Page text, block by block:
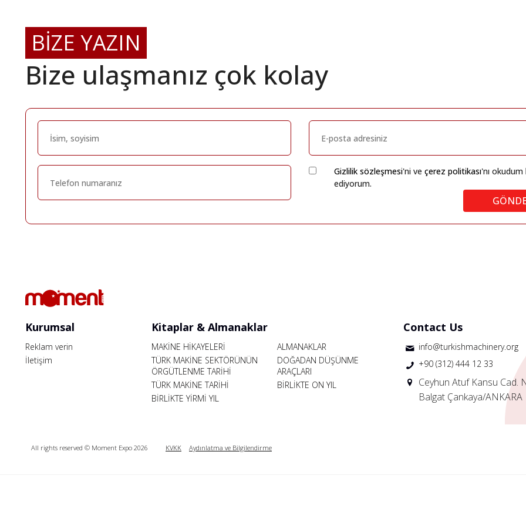
BİZE YAZIN
Bize ulaşmanız çok kolay
Gizlilik sözleşmesi'ni ve çerez politikası'nı okudum
ediyorum.
Kurumsal
Reklam verin
İletişim
Kitaplar & Almanaklar
MAKİNE HİKAYELERİ
ALMANAKLAR
TÜRK MAKİNE SEKTÖRÜNÜN
ÖRGÜTLENME TARİHİ
DOĞADAN DÜŞÜNME
ARAÇLARI
TÜRK MAKİNE TARİHİ
BİRLİKTE ON YIL
BİRLİKTE YİRMİ YIL
Contact Us
info@turkishmachinery.org
+90 (312) 444 12 33
Ceyhun Atuf Kansu Cad.
Balgat Çankaya/ANKARA
All rights reserved © Moment Expo 2026 KVKK Aydınlatma ve Bilgilendirme